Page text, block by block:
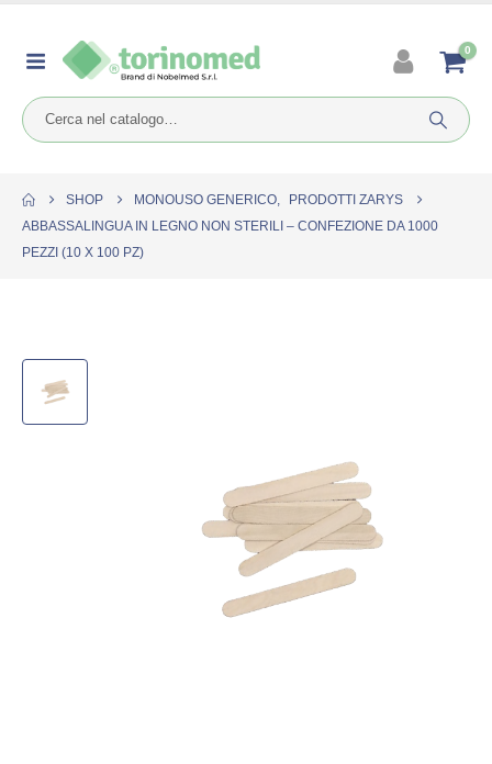
0
SHOP MONOUSO GENERICO,
PRODOTTI ZARYS
ABBASSALINGUA IN LEGNO NON STERILI – CONFEZIONE DA 1000
PEZZI (10 X 100 PZ)